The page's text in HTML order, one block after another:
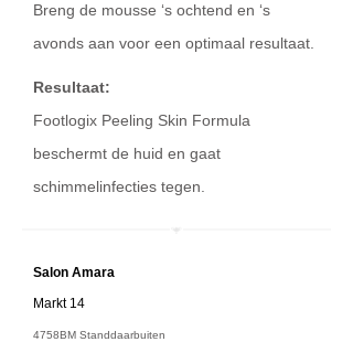
Breng de mousse ‘s ochtend en ‘s
avonds aan voor een optimaal resultaat.
Resultaat:
Footlogix Peeling Skin Formula
beschermt de huid en gaat
schimmelinfecties tegen.
Salon Amara
Markt 14
4758BM Standdaarbuiten